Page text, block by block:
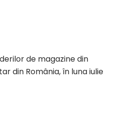
de magazine din
din România, în luna iulie